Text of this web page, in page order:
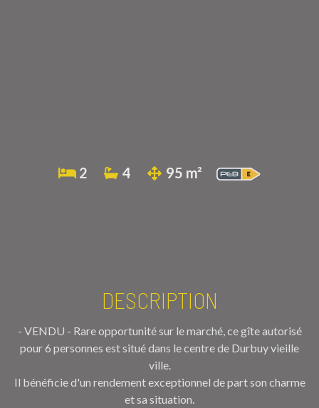
2 4 95 m²
DESCRIPTION
- VENDU - Rare opportunité sur le marché, ce gîte autorisé
pour 6 personnes est situé dans le centre de Durbuy vieille
ville.
Il bénéficie d'un rendement exceptionnel de part son charme
et sa situation.